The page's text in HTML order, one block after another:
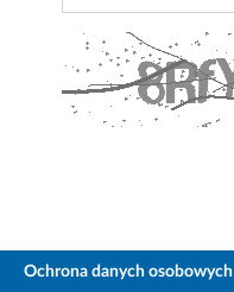
Ochrona danych osobowych